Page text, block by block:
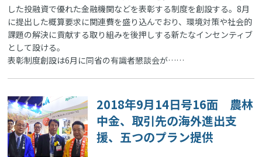
した投融資で優れた金融機関などを表彰する制度を創設する。8月
に提出した概算要求に関連費を盛り込んでおり、環境対策や社会的
課題の解決に貢献する取り組みを後押しする新たなインセンティブ
として設ける。
表彰制度創設は6月に同省の有識者懇談会が……
2018年9月14日号16面 農林
中金、取引先の海外進出支
援、五つのプラン提供